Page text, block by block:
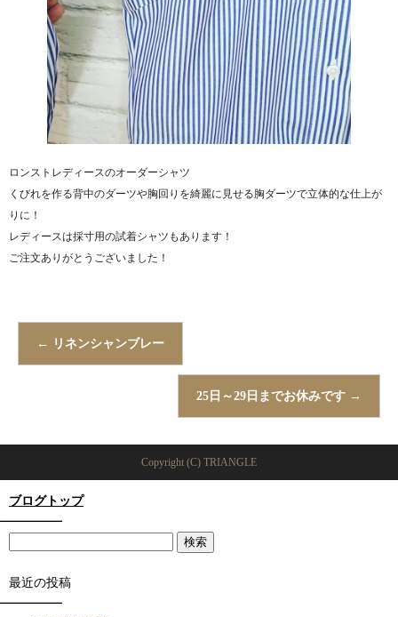
ロンストレディースのオーダーシャツ
くびれを作る背中のダーツや胸回りを綺麗に見せる胸ダーツで立体的な仕上が
りに！
レディースは採寸用の試着シャツもあります！
ご注文ありがとうございました！
← リネンシャンブレー
25日～29日までお休みです →
Copyright (C) TRIANGLE
ブログトップ
最近の投稿